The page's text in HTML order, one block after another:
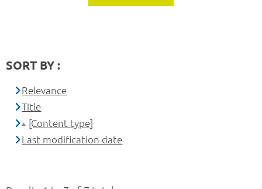
SORT BY :
Relevance
Title
[Content type]
Last modification date